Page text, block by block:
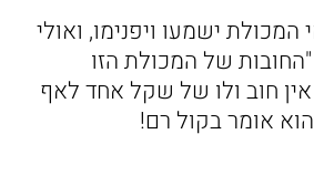
ישמעו ויפנימו, ואולי
של המכולת הזו
חוב ולו של שקל אחד לאף
אומר בקול רם!